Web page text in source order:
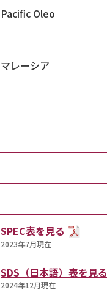
Pacific Oleo
マレーシア
SPEC表を見る
2023年7月現在
SDS（日本語）表を見る
2024年12月現在